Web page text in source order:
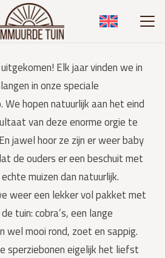
Elk jaar vinden we in
in onze speciale
hopen natuurlijk aan het eind
van deze enorme orgie te
jawel hoor ze zijn er weer baby
de ouders er een beschuit met
muizen dan natuurlijk.
weer een lekker vol pakket met
tuin: cobra’s, een lange
wel mooi rond, zoet en sappig.
sperziebonen eigelijk het liefst